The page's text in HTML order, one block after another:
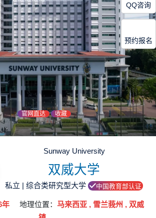
官网直达 收藏
Sunway University
双威大学
私立 | 综合类研究型大学 中国教育部认证
年 地理位置： 马来西亚 , 雪兰莪州 , 双威
QQ咨询
预约报名